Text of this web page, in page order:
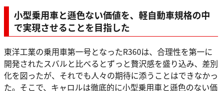
小型乗用車と遜色ない価値を、軽自動車規格の中
で実現させることを目指した
東洋工業の乗用車第一号となったR360は、合理性を第一に
開発されたスバルと比べるとずっと贅沢感を盛り込み、差別
化を図ったが、それでも人々の期待に添うことはできなかっ
た。そこで、キャロルは徹底的に小型乗用車と遜色のない価